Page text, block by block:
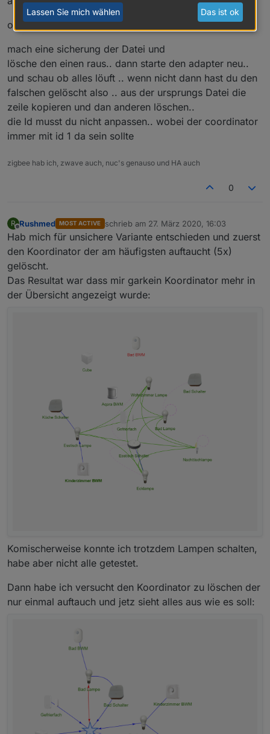
oder
mach eine sicherung der Datei und
lösche den einen raus.. dann starte den adapter neu..
und schau ob alles löuft .. wenn nicht dann hast du den
falschen gelöscht also .. aus der ursprungs Datei die
zeile kopieren und dan anderen löschen..
die Id musst du nicht anpassen.. wobei der coordinator
immer mit id 1 da sein sollte
zigbee hab ich, zwave auch, nuc's genauso und HA auch
0
R
Offline
Rushmed MOST ACTIVE schrieb am 27. März 2020, 16:03
zuletzt editiert von
Hab mich für unsichere Variante entschieden und zuerst
den Koordinator der am häufigsten auftaucht (5x)
gelöscht.
Das Resultat war dass mir garkein Koordinator mehr in
der Übersicht angezeigt wurde:
Komischerweise konnte ich trotzdem Lampen schalten,
habe aber nicht alle getestet.
Dann habe ich versucht den Koordinator zu löschen der
nur einmal auftauch und jetz sieht alles aus wie es soll:
Lassen Sie mich wählen Das ist ok